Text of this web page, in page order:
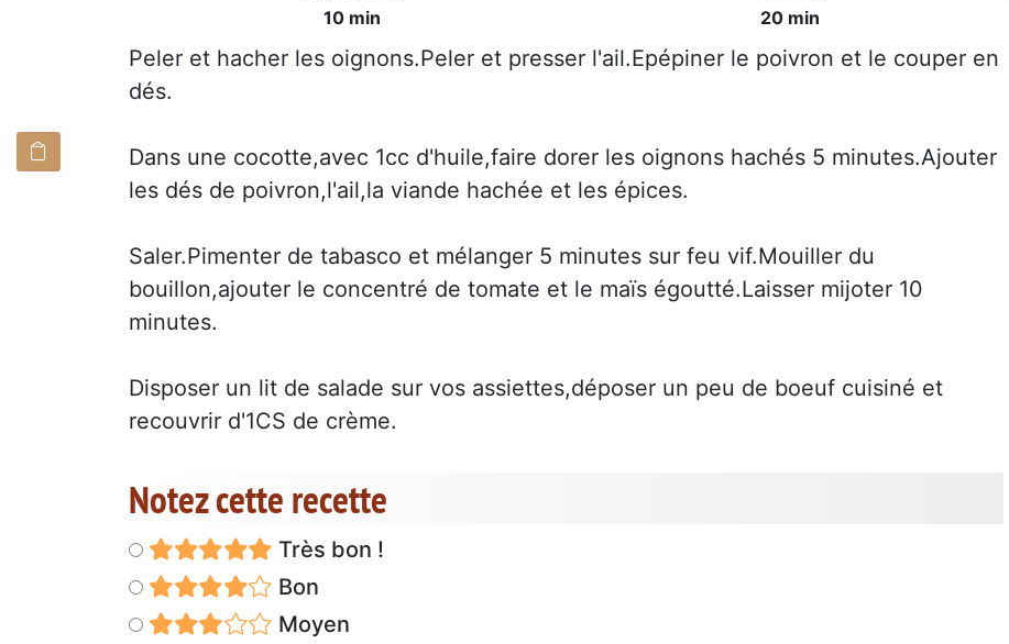
10 min
20 min
Peler et hacher les oignons.Peler et presser l'ail.Epépiner le poivron et le couper en
dés.
Dans une cocotte,avec 1cc d'huile,faire dorer les oignons hachés 5 minutes.Ajouter
les dés de poivron,l'ail,la viande hachée et les épices.
Saler.Pimenter de tabasco et mélanger 5 minutes sur feu vif.Mouiller du
bouillon,ajouter le concentré de tomate et le maïs égoutté.Laisser mijoter 10
minutes.
Disposer un lit de salade sur vos assiettes,déposer un peu de boeuf cuisiné et
recouvrir d'1CS de crème.
Notez cette recette
Très bon !
Bon
Moyen